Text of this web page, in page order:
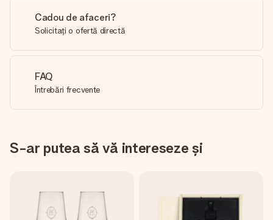
Cadou de afaceri?
Solicitați o ofertă directă
FAQ
Întrebări frecvente
S-ar putea să vă intereseze și